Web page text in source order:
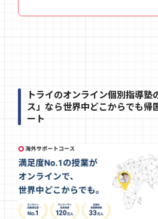
トライのオンライン個別指導塾
ス」なら世界中どこからでも帰
ート